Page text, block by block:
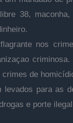
38,
nos
de
para as
e porte